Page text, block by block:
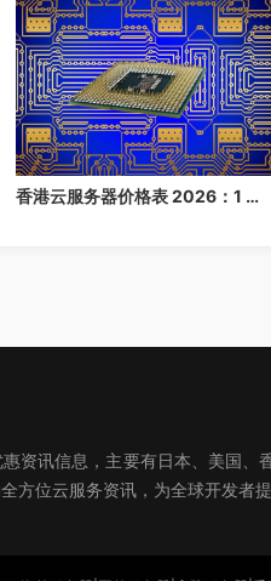
香港云服务器价格表 2026：1 核/2 核/4 核/8 核配置每月多少钱？
资讯信息，主要有日本、美国
方位云服务资讯，为全球开发者